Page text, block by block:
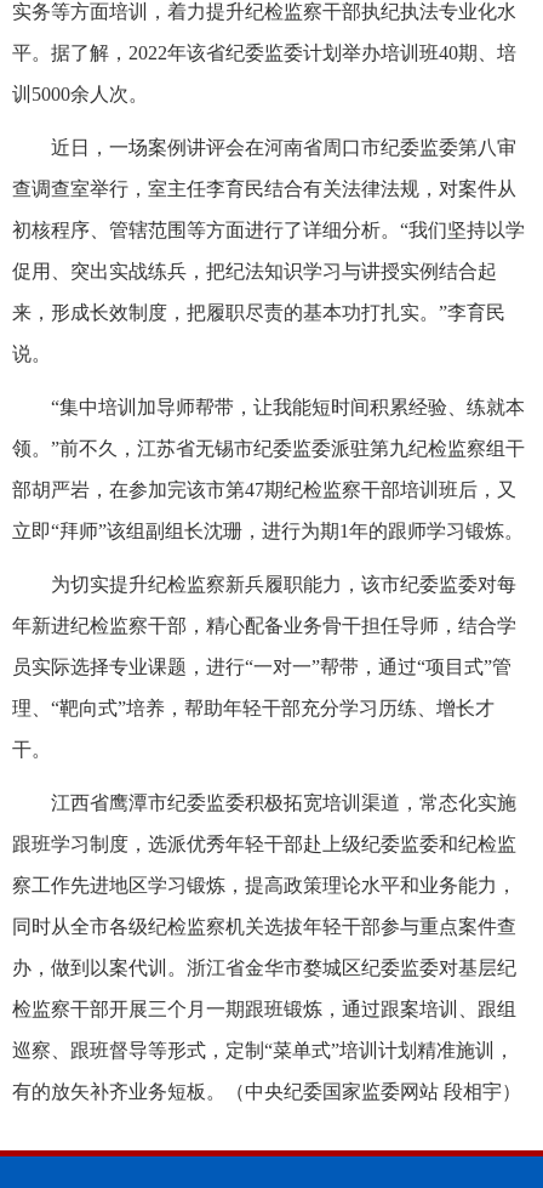
实务等方面培训，着力提升纪检监察干部执纪执法专业化水
平。据了解，2022年该省纪委监委计划举办培训班40期、培
训5000余人次。
近日，一场案例讲评会在河南省周口市纪委监委第八审
查调查室举行，室主任李育民结合有关法律法规，对案件从
初核程序、管辖范围等方面进行了详细分析。“我们坚持以学
促用、突出实战练兵，把纪法知识学习与讲授实例结合起
来，形成长效制度，把履职尽责的基本功打扎实。”李育民
说。
“集中培训加导师帮带，让我能短时间积累经验、练就本
领。”前不久，江苏省无锡市纪委监委派驻第九纪检监察组干
部胡严岩，在参加完该市第47期纪检监察干部培训班后，又
立即“拜师”该组副组长沈珊，进行为期1年的跟师学习锻炼。
为切实提升纪检监察新兵履职能力，该市纪委监委对每
年新进纪检监察干部，精心配备业务骨干担任导师，结合学
员实际选择专业课题，进行“一对一”帮带，通过“项目式”管
理、“靶向式”培养，帮助年轻干部充分学习历练、增长才
干。
江西省鹰潭市纪委监委积极拓宽培训渠道，常态化实施
跟班学习制度，选派优秀年轻干部赴上级纪委监委和纪检监
察工作先进地区学习锻炼，提高政策理论水平和业务能力，
同时从全市各级纪检监察机关选拔年轻干部参与重点案件查
办，做到以案代训。浙江省金华市婺城区纪委监委对基层纪
检监察干部开展三个月一期跟班锻炼，通过跟案培训、跟组
巡察、跟班督导等形式，定制“菜单式”培训计划精准施训，
有的放矢补齐业务短板。（中央纪委国家监委网站 段相宇）